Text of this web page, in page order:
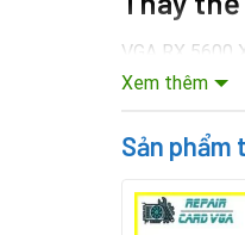
VGA RX 5600
lớp vỏ ngoài
Xem thêm
Sản phẩm